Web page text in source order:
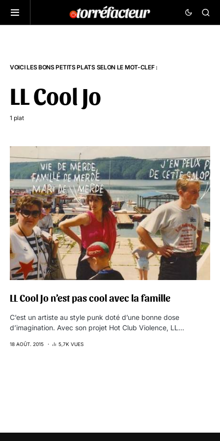
VOICI LES BONS PETITS PLATS SELON LE MOT-CLEF :
LL Cool Jo
1 plat
LL Cool Jo n’est pas cool avec la famille
C’est un artiste au style punk doté d’une bonne dose
d’imagination. Avec son projet Hot Club Violence, LL…
18 AOÛT. 2015 5,7K VUES